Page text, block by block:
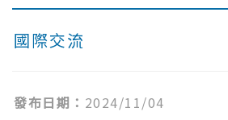
國際交流
發布日期： 2024/11/04